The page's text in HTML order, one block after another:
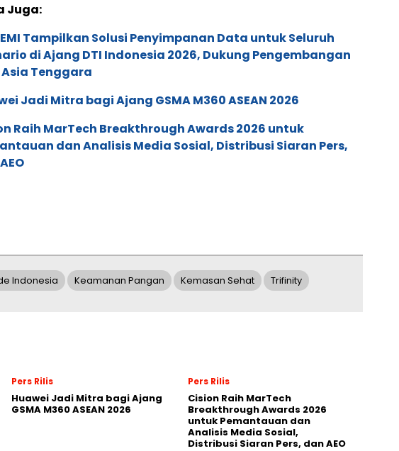
Juga:
Tampilkan Solusi Penyimpanan Data untuk Seluruh
di Ajang DTI Indonesia 2026, Dukung Pengembangan
Asia Tenggara
Jadi Mitra bagi Ajang GSMA M360 ASEAN 2026
Raih MarTech Breakthrough Awards 2026 untuk
dan Analisis Media Sosial, Distribusi Siaran Pers,
Indonesia Keamanan Pangan Kemasan Sehat Trifinity
Pers Rilis
Huawei Jadi Mitra bagi Ajang
GSMA M360 ASEAN 2026
Pers Rilis
Cision Raih MarTech
Breakthrough Awards 2026
untuk Pemantauan dan
Analisis Media Sosial,
Distribusi Siaran Pers, dan AEO